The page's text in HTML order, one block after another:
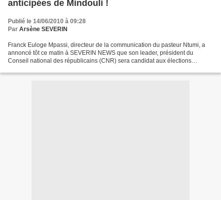
anticipées de Mindouli !
Publié le 14/06/2010 à 09:28
Par Arsène SEVERIN
Franck Euloge Mpassi, directeur de la communication du pasteur Ntumi, a
annoncé tôt ce matin à SEVERIN NEWS que son leader, président du
Conseil national des républicains (CNR) sera candidat aux élections